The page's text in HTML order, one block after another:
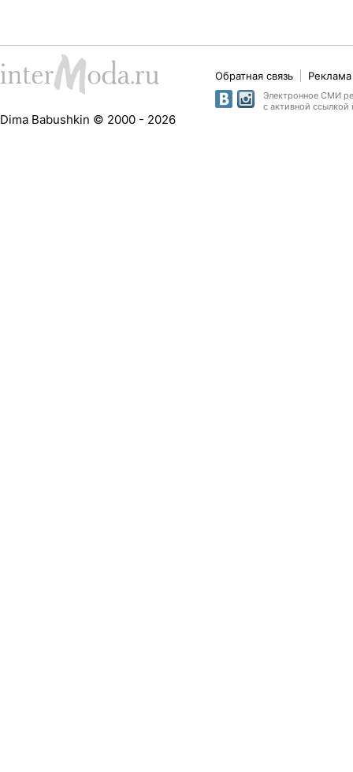
Dima Babushkin © 2000 - 2026
Обратная связь
Электронное СМИ
с активной ссылкой